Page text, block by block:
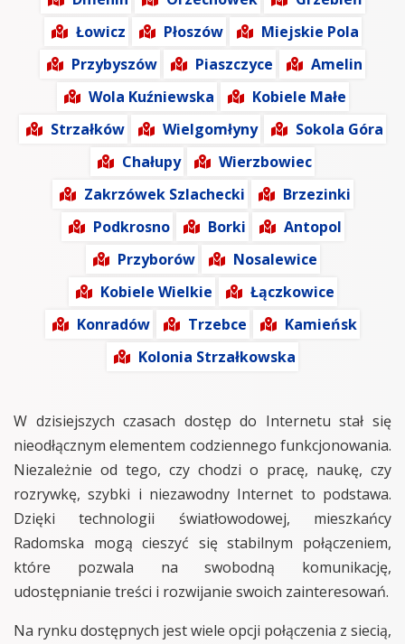
Łowicz
Płoszów
Miejskie Pola
Przybyszów
Piaszczyce
Amelin
Wola Kuźniewska
Kobiele Małe
Strzałków
Wielgomłyny
Sokola Góra
Chałupy
Wierzbowiec
Zakrzówek Szlachecki
Brzezinki
Podkrosno
Borki
Antopol
Przyborów
Nosalewice
Kobiele Wielkie
Łączkowice
Konradów
Trzebce
Kamieńsk
Kolonia Strzałkowska
W dzisiejszych czasach dostęp do Internetu stał się
nieodłącznym elementem codziennego funkcjonowania.
Niezależnie od tego, czy chodzi o pracę, naukę, czy
rozrywkę, szybki i niezawodny Internet to podstawa.
Dzięki technologii światłowodowej, mieszkańcy
Radomska mogą cieszyć się stabilnym połączeniem,
które pozwala na swobodną komunikację,
udostępnianie treści i rozwijanie swoich zainteresowań.
Na rynku dostępnych jest wiele opcji połączenia z siecią,